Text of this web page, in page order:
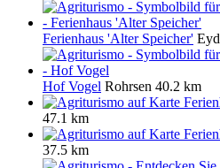
Ferienhaus 'Alter Speicher'
Hof Vogel Rohrsen 40.2 km
47.1 km
37.5 km